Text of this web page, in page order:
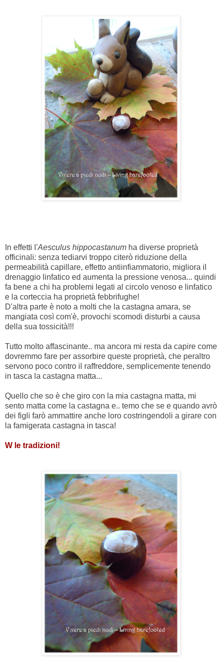
In effetti l'Aesculus hippocastanum ha diverse proprietà
officinali: senza tediarvi troppo citerò riduzione della
permeabilità capillare, effetto antiinfiammatorio, migliora il
drenaggio linfatico ed aumenta la pressione venosa... quindi
fa bene a chi ha problemi legati al circolo venoso e linfatico
e la corteccia ha proprietà febbrifughe!
D'altra parte è noto a molti che la castagna amara, se
mangiata così com'è, provochi scomodi disturbi a causa
della sua tossicità!!!
Tutto molto affascinante.. ma ancora mi resta da capire come
dovremmo fare per assorbire queste proprietà, che peraltro
servono poco contro il raffreddore, semplicemente tenendo
in tasca la castagna matta...
Quello che so è che giro con la mia castagna matta, mi
sento matta come la castagna e.. temo che se e quando avrò
dei figli farò ammattire anche loro costringendoli a girare con
la famigerata castagna in tasca!
W le tradizioni!